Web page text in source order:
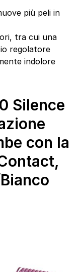
più peli in
tra cui una
regolatore
indolore
Silence
con la